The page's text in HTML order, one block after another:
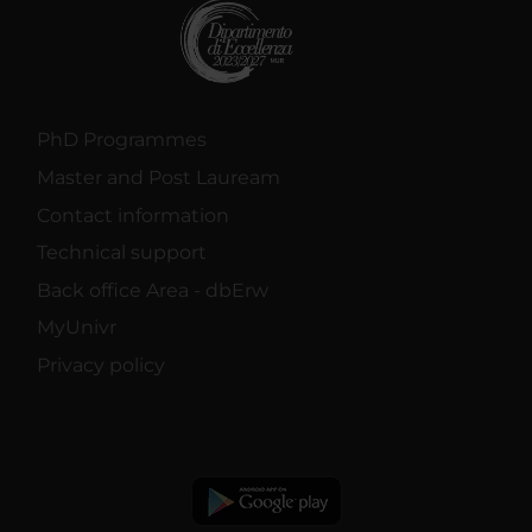
PhD Programmes
Master and Post Lauream
Contact information
Technical support
Back office Area - dbErw
MyUnivr
Privacy policy